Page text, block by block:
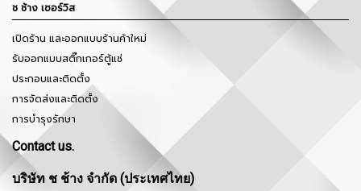
ช ช้าง เซอร์วิส
เปิดร้าน และออกแบบร้านค้าใหม่
รับออกแบบสติ๊กเกอร์ตู้แช่
ประกอบและติดตั้ง
การจัดส่งและติดตั้ง
การบำรุงรักษา
Contact us.
บริษัท ช ช้าง จำกัด (ประเทศไทย)